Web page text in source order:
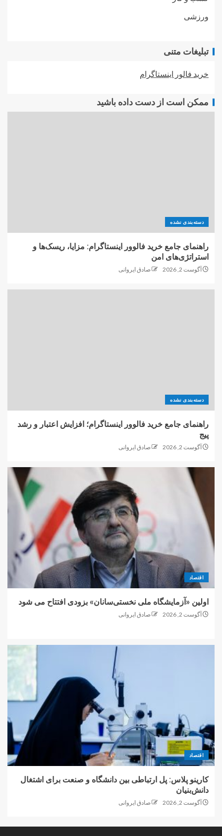
ورزشی
تبلیغات متنی
خرید فالور اینستاگرام
ممکن است از دست داده باشید
دسته‌بندی نشده
راهنمای جامع خرید فالوور اینستاگرام: مزایا، ریسک‌ها و
استراتژی‌های امن
آگوست 2, 2026 صادق ایروانی
دسته‌بندی نشده
راهنمای جامع خرید فالوور اینستاگرام؛ افزایش اعتبار و رشد
پیج
آگوست 2, 2026 صادق ایروانی
اقتصاد
اولین «آزمایشگاه ملی نخستی‌سانان» بزودی افتتاح می شود
آگوست 2, 2026 صادق ایروانی
اقتصاد
کارینو پلاس: پل ارتباطی بین دانشگاه و صنعت برای اشتغال
دانش‌بنیان
آگوست 2, 2026 صادق ایروانی